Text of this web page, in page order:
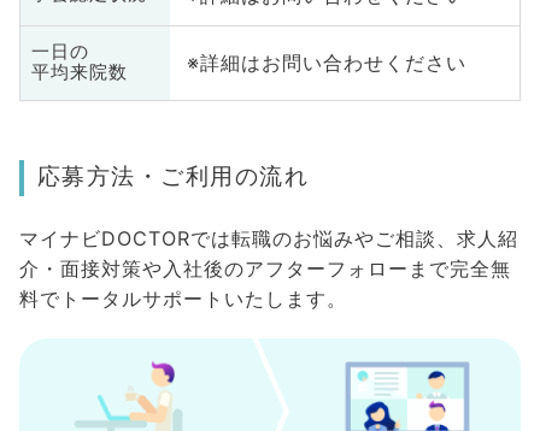
一日の
平均来院数
※詳細はお問い合わせください
応募方法・ご利用の流れ
マイナビDOCTORでは転職のお悩みやご相談、求人紹
介・面接対策や入社後のアフターフォローまで完全無
料でトータルサポートいたします。